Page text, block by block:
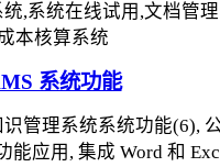
,系统在线试用,文档管
本核算系统
系统功能
管理系统系统功能(6),
能应用, 集成 Word 和